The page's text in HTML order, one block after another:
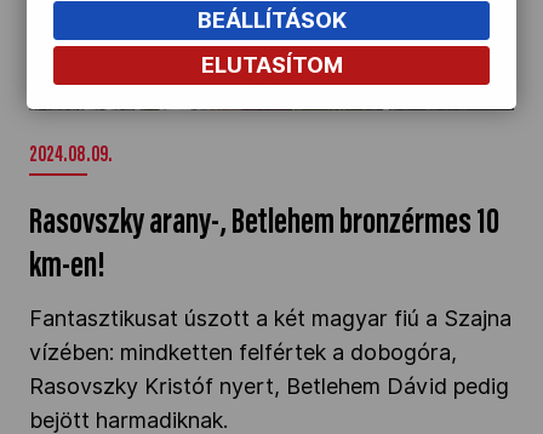
Rasovszky arany-, Betlehem bronzérmes 10
km-en!" />
2024.08.09.
Rasovszky arany-, Betlehem bronzérmes 10
km-en!
Fantasztikusat úszott a két magyar fiú a Szajna
vízében: mindketten felfértek a dobogóra,
Rasovszky Kristóf nyert, Betlehem Dávid pedig
bejött harmadiknak.
BEÁLLÍTÁSOK
ELUTASÍTOM